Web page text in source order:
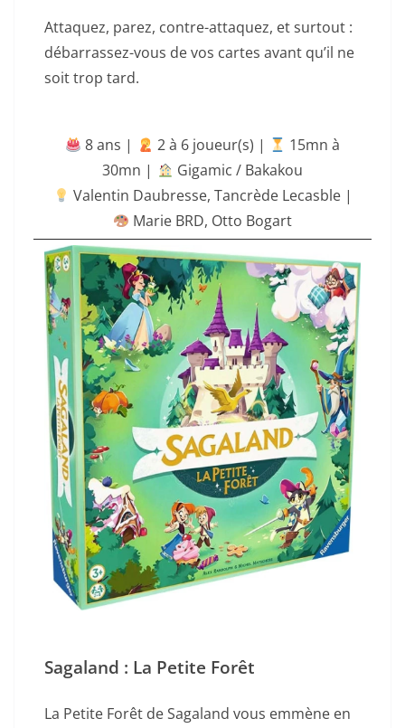
Attaquez, parez, contre-attaquez, et surtout :
débarrassez-vous de vos cartes avant qu’il ne
soit trop tard.
8 ans | ‍ 2 à 6 joueur(s) |
15mn à
30mn |
Gigamic / Bakakou
Valentin Daubresse, Tancrède Lecasble|
Marie BRD, Otto Bogart
Sagaland : La Petite Forêt
La Petite Forêt de Sagaland vous emmène en